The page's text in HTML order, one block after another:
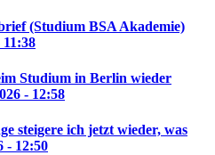
(Studium BSA Akademie)
Studium in Berlin wieder
- 12:58
steigere ich jetzt wieder, was
- 12:50